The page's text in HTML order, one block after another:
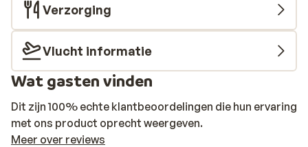
Verzorging
Vlucht informatie
Wat gasten vinden
Dit zijn 100% echte klantbeoordelingen die hun ervaring
met ons product oprecht weergeven.
Meer over reviews